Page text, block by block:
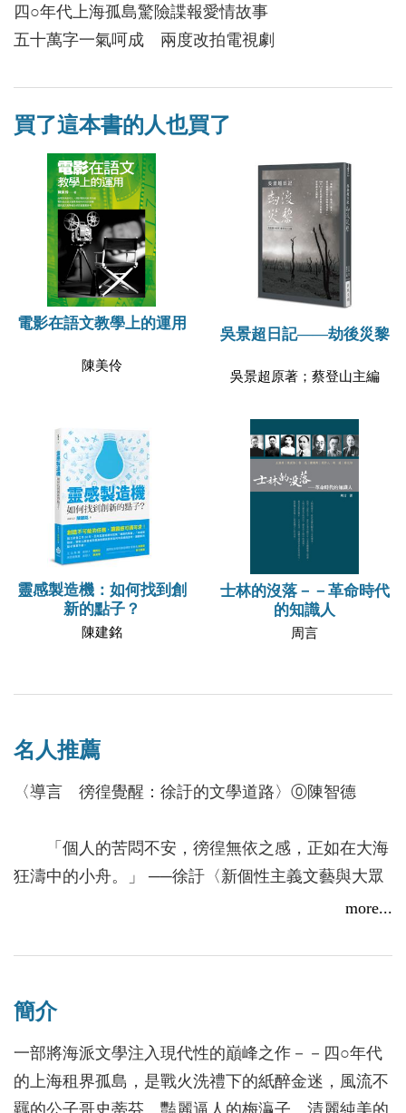
四○年代上海孤島驚險諜報愛情故事
五十萬字一氣呵成 兩度改拍電視劇
買了這本書的人也買了
電影在語文教學上的運用
陳美伶
吳景超日記——劫後災黎
吳景超原著；蔡登山主編
靈感製造機：如何找到創
新的點子？
陳建銘
士林的沒落－－革命時代
的知識人
周言
名人推薦
〈導言 徬徨覺醒：徐訏的文學道路〉⓪陳智德
「個人的苦悶不安，徬徨無依之感，正如在大海
狂濤中的小舟。」 ──徐訏〈新個性主義文藝與大眾
在二十世紀四、五十年代之交，度過戰亂，再處
一個時代的轉折在等候著，尤其在當時主流的左翼文
壇以外，被視為「自由主義作家」或「小資產階級作
家」的一群，包括沈從文、蕭乾、梁實秋、張愛玲、
徐訏等等，一整代人在政治旋渦以至個人處境的去與
more...
簡介
一部將海派文學注入現代性的巔峰之作－－四○年代
的上海租界孤島，是戰火洗禮下的紙醉金迷，風流不